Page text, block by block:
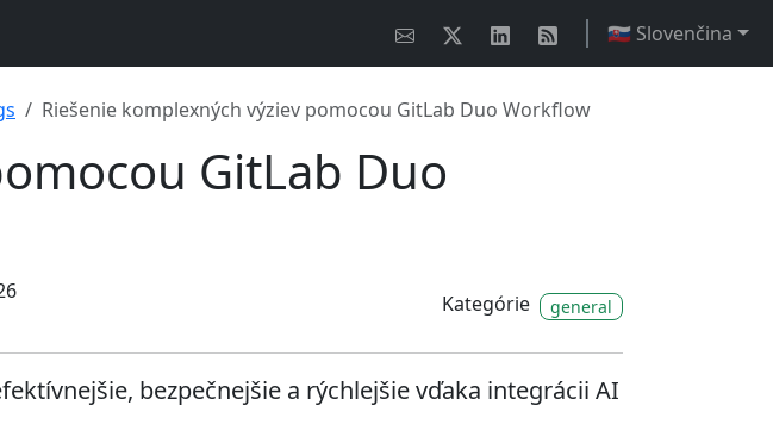
🇸🇰 Slovenčina
Riešenie komplexných výziev pomocou GitLab Duo Workflow
GitLab Duo
Kategórie general
bezpečnejšie a rýchlejšie vďaka integrácii AI